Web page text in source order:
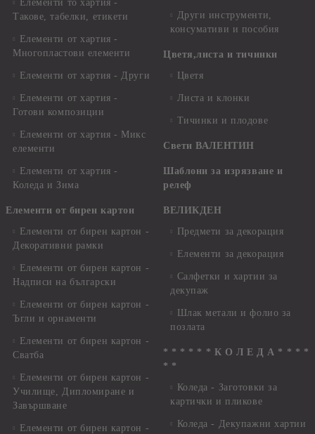
Елементи то хартия -
Такове, табелки, етикети
Елементи от хартия -
Многопластови елементи
Елементи от хартия - Други
Елементи от хартия -
Готови композиции
Елементи от хартия - Микс
елементи
Елементи от хартия -
Коледа и Зима
Елементи от бирен картон
Елементи от бирен картон -
Декоративни рамки
Елементи от бирен картон -
Надписи на български
Елементи от бирен картон -
Ъгли и орнаменти
Елементи от бирен картон -
Сватба
Елементи от бирен картон -
Училище, Дипломиране и
Завършване
Елементи от бирен картон -
Други инструменти,
консумативи и пособия
Цветя,листа и тичинки
Цветя
Листа и клонки
Тичинки и плодове
Свети ВАЛЕНТИН
Шаблони за изрязване и
релеф
ВЕЛИКДЕН
Предмети за декорация
Елементи за декорация
Салфетки и хартии за
декупаж
Шлак метали и фолио за
позлата
* * * * * * К О Л Е Д А * * * *
* *
Коледа - Заготовки за
картички и пликове
Коледа - Декупажни хартии